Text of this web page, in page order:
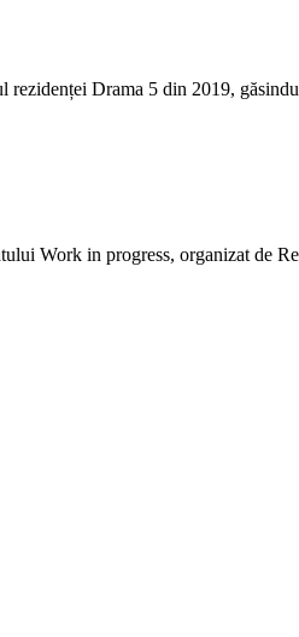
rezidenței Drama 5 din 2019,
Work in progress, organizat de